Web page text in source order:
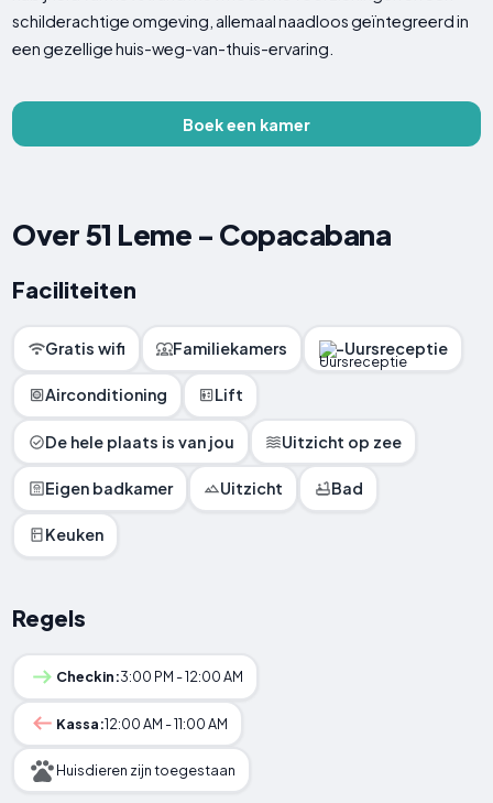
schilderachtige omgeving, allemaal naadloos geïntegreerd in
een gezellige huis-weg-van-thuis-ervaring.
Boek een kamer
Over 51 Leme - Copacabana
Faciliteiten
Gratis wifi Familiekamers -Uursreceptie
Airconditioning Lift
De hele plaats is van jou Uitzicht op zee
Eigen badkamer Uitzicht Bad
Keuken
Regels
Checkin:3:00 PM - 12:00 AM
Kassa:12:00 AM - 11:00 AM
Huisdieren zijn toegestaan